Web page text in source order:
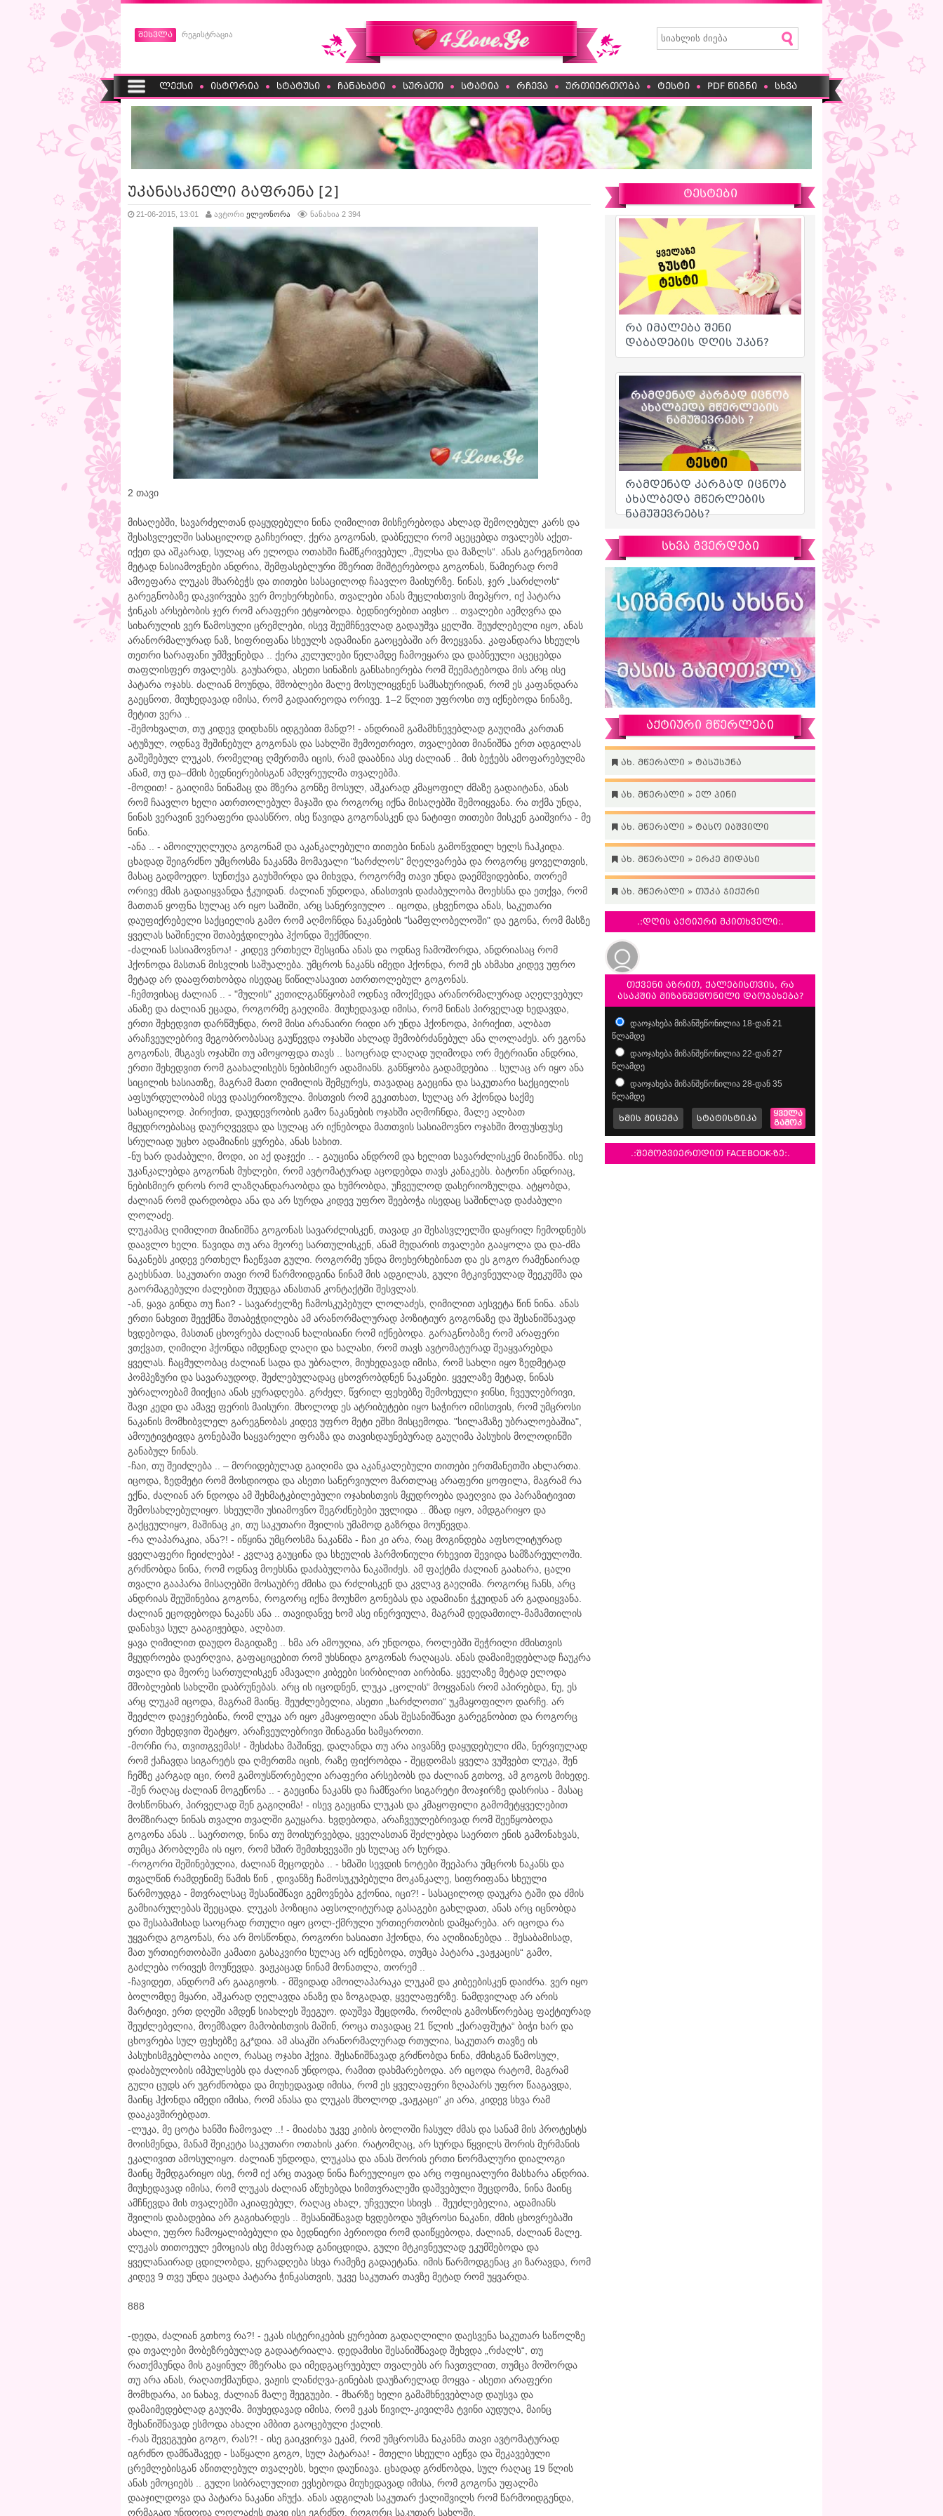
შესვლა რეგისტრაცია
ლექსი ისტორია სტატუსი ჩანახატი სურათი სტატია რჩევა ურთიერთობა ტესტი PDF წიგნი სხვა
უკანასკნელი გაფრენა [2]
21-06-2015, 13:01 ავტორი ელეონორა ნანახია 2 394
2 თავი
მისაღებში, სავარძელთან დაყუდებული ნინა ღიმილით მისჩერებოდა ახლად შემოღებულ კარს და
შესასვლელში სასაცილოდ გაჩხერილ, ქერა გოგონას, დაბნეული რომ აცეცებდა თვალებს აქეთ-
იქეთ და აშკარად, სულაც არ ელოდა ოთახში ჩამწკრივებულ „მულსა და მაზლს“. ანას გარეგნობით
მეტად ნასიამოვნები ანდრია, შემფასებლური მზერით მიშტერებოდა გოგონას, წამიერად რომ
ამოეფარა ლუკას მხარბეჭს და თითები სასაცილოდ ჩაავლო მაისურზე. ნინას, ჯერ „სარძლოს“
გარეგნობაზე დაკვირვება ვერ მოეხერხებინა, თვალები ანას მუცლისთვის მიეპყრო, იქ პატარა
ჭინკას არსებობის ჯერ რომ არაფერი ეტყობოდა. ბედნიერებით აივსო .. თვალები აემღვრა და
სიხარულის ვერ წამოსული ცრემლები, ისევ შეუმჩნევლად გადაუშვა ყელში. შეუძლებელი იყო, ანას
არანორმალურად ნაზ, სიფრიფანა სხეულს ადამიანი გაოცებაში არ მოეყვანა. კაფანდარა სხეულს
თეთრი სარაფანი უმშვენებდა .. ქერა კულულები წელამდე ჩამოეყარა და დაბნეული აცეცებდა
თაფლისფერ თვალებს. გაუხარდა, ასეთი სინაზის განსახიერება რომ შეემატებოდა მის არც ისე
პატარა ოჯახს. ძალიან მოუნდა, მშობლები მალე მოსულიყვნენ სამსახურიდან, რომ ეს კაფანდარა
გაეცნოთ, მიუხედავად იმისა, რომ გადაირეოდა ორივე. 1–2 წლით უფროსი თუ იქნებოდა ნინაზე,
მეტით ვერა ..
-შემოხვალთ, თუ კიდევ დიდხანს იდგებით მანდ?! - ანდრიამ გამამხნევებლად გაუღიმა კართან
ატუზულ, ოდნავ შეშინებულ გოგონას და სახლში შემოეთრიეო, თვალებით მიანიშნა ერთ ადგილას
გაშეშებულ ლუკას, რომელიც ღმერთმა იცის, რამ დააბნია ასე ძალიან .. მის ბეჭებს ამოფარებულმა
ანამ, თუ და–ძმის ბედნიერებისგან ამღვრეულმა თვალებმა.
-მოდით! - გაიღიმა ნინამაც და მზერა გონზე მოსულ, აშკარად კმაყოფილ ძმაზე გადაიტანა, ანას
რომ ჩაავლო ხელი ათრთოლებულ მაჯაში და როგორც იქნა მისაღებში შემოიყვანა. რა თქმა უნდა,
ნინას ვერავინ ვერაფერი დაასწრო, ისე წავიდა გოგონასკენ და ნატიფი თითები მისკენ გაიშვირა - მე
ნინა.
-ანა .. - ამოილუღლუღა გოგონამ და აკანკალებული თითები ნინას გამოწვდილ ხელს ჩაჰკიდა.
ცხადად შეიგრძნო უმცროსმა ნაკანმა მომავალი "სარძლოს" მღელვარება და როგორც ყოველთვის,
მასაც გადმოედო. სუნთქვა გაუხშირდა და მიხვდა, როგორმე თავი უნდა დაემშვიდებინა, თორემ
ორივე ძმას გადაიყვანდა ჭკუიდან. ძალიან უნდოდა, ანასთვის დაძაბულობა მოეხსნა და ეთქვა, რომ
მათთან ყოფნა სულაც არ იყო საშიში, არც სანერვიულო .. იცოდა, ცხვენოდა ანას, საკუთარი
დაუფიქრებელი საქციელის გამო რომ აღმოჩნდა ნაკანების "სამფლობელოში" და ეგონა, რომ მასზე
ყველას საშინელი შთაბეჭდილება ჰქონდა შექმნილი.
-ძალიან სასიამოვნოა! - კიდევ ერთხელ შესცინა ანას და ოდნავ ჩამოშორდა, ანდრიასაც რომ
ჰქონოდა მასთან მისვლის საშუალება. უმცროს ნაკანს იმედი ჰქონდა, რომ ეს ახმახი კიდევ უფრო
მეტად არ დააფრთხობდა ისედაც წიწილასავით ათრთოლებულ გოგონას.
-ჩემთვისაც ძალიან .. - "მულის" კეთილგანწყობამ ოდნავ იმოქმედა არანორმალურად აღელვებულ
ანაზე და ძალიან ეცადა, როგორმე გაეღიმა. მიუხედავად იმისა, რომ ნინას პირველად ხედავდა,
ერთი შეხედვით დარწმუნდა, რომ მისი არანაირი რიდი არ უნდა ჰქონოდა, პირიქით, ალბათ
არაჩვეულებრივ მეგობრობასაც გაუწევდა ოჯახში ახლად შემობრძანებულ ანა ლოლაძეს. არ ეგონა
გოგონას, მსგავს ოჯახში თუ ამოყოფდა თავს .. საოცრად ლაღად უღიმოდა ორ მეტრიანი ანდრია,
ერთი შეხედვით რომ გაახალისებს ნებისმიერ ადამიანს. განწყობა გადამდებია .. სულაც არ იყო ანა
სიცილის ხასიათზე, მაგრამ მათი ღიმილის შემყურეს, თავადაც გაეცინა და საკუთარი საქციელის
აფსურდულობამ ისევ დაასერიოზულა. მისთვის რომ გეკითხათ, სულაც არ ჰქონდა საქმე
სასაცილოდ. პირიქით, დაუდევრობის გამო ნაკანების ოჯახში აღმოჩნდა, მალე ალბათ
მყუდროებასაც დაურღვევდა და სულაც არ იქნებოდა მათთვის სასიამოვნო ოჯახში მოფუსფუსე
სრულიად უცხო ადამიანის ყურება, ანას სახით.
-ნუ ხარ დაძაბული, მოდი, აი აქ დაჯექი .. - გაუცინა ანდრომ და ხელით სავარძლისკენ მიანიშნა. ისე
უკანკალებდა გოგონას მუხლები, რომ ავტომატურად აცოდებდა თავს კანაკებს. ბატონი ანდრიაც,
ნებისმიერ დროს რომ ლაზღანდარაობდა და ხუმრობდა, უჩვეულოდ დასერიოზულდა. ატყობდა,
ძალიან რომ დარდობდა ანა და არ სურდა კიდევ უფრო შეებოჭა ისედაც საშინლად დაძაბული
ლოლაძე.
ლუკამაც ღიმილით მიანიშნა გოგონას სავარძლისკენ, თავად კი შესასვლელში დაყრილ ჩემოდნებს
დაავლო ხელი. წავიდა თუ არა მეორე სართულისკენ, ანამ მუდარის თვალები გააყოლა და და-ძმა
ნაკანებს კიდევ ერთხელ ჩაეწვათ გული. როგორმე უნდა მოეხერხებინათ და ეს გოგო რამენაირად
გაეხსნათ. საკუთარი თავი რომ წარმოიდგინა ნინამ მის ადგილას, გული მტკივნეულად შეეკუმშა და
გაორმაგებული ძალებით შეუდგა ანასთან კონტაქტში შესვლას.
-ან, ყავა გინდა თუ ჩაი? - სავარძელზე ჩამოსკუპებულ ლოლაძეს, ღიმილით აესვეტა წინ ნინა. ანას
ერთი ნახვით შეექმნა შთაბეჭდილება ამ არანორმალურად პოზიტიურ გოგონაზე და შესანიშნავად
ხვდებოდა, მასთან ცხოვრება ძალიან ხალისიანი რომ იქნებოდა. გარაგნობაზე რომ არაფერი
ვთქვათ, ღიმილი ჰქონდა იმდენად ლაღი და ხალასი, რომ თავს ავტომატურად შეაყვარებდა
ყველას. ჩაცმულობაც ძალიან სადა და უბრალო, მიუხედავად იმისა, რომ სახლი იყო ზედმეტად
პომპეზური და სავარაუდოდ, შეძლებულადაც ცხოვრობდნენ ნაკანები. ყველაზე მეტად, ნინას
უბრალოებამ მიიქცია ანას ყურადღება. გრძელ, წვრილ ფეხებზე შემოხეული ჯინსი, ჩვეულებრივი,
შავი კედი და ამავე ფერის მაისური. მხოლოდ ეს ატრიბუტები იყო საჭირო იმისთვის, რომ უმცროსი
ნაკანის მომხიბვლელ გარეგნობას კიდევ უფრო მეტი ეშხი მისცემოდა. "სილამაზე უბრალოებაშია",
ამოუტივტივდა გონებაში საყვარელი ფრაზა და თავისდაუნებურად გაუღიმა პასუხის მოლოდინში
განაბულ ნინას.
-ჩაი, თუ შეიძლება .. – მორიდებულად გაიღიმა და აკანკალებული თითები ერთმანეთში ახლართა.
იცოდა, ზედმეტი რომ მოსდიოდა და ასეთი სანერვიულო მართლაც არაფერი ყოფილა, მაგრამ რა
ექნა, ძალიან არ ნდოდა ამ შეხმატკბილებული ოჯახისთვის მყუდროება დაეღვია და პარაზიტივით
შემოსახლებულიყო. სხეულში უსიამოვნო შეგრძნებები უვლიდა .. მზად იყო, ამდგარიყო და
გაქცეულიყო, მაშინაც კი, თუ საკუთარი შვილის უმამოდ გაზრდა მოუწევდა.
-რა ლაპარაკია, ანა?! - იწყინა უმცროსმა ნაკანმა - ჩაი კი არა, რაც მოგინდება აფსოლიტურად
ყველაფერი ჩეიძლება! - კვლავ გაუცინა და სხეულის ჰარმონიული რხევით შევიდა სამზარეულოში.
გრძნობდა ნინა, რომ ოდნავ მოეხსნა დაძაბულობა ნაკაშიძეს. ამ ფაქტმა ძალიან გაახარა, ცალი
თვალი გააპარა მისაღებში მოსაუბრე ძმისა და რძლისკენ და კვლავ გაეღიმა. როგორც ჩანს, არც
ანდრიას შეუშინებია გოგონა, როგორც იქნა მოუხმო გონებას და ადამიანი ჭკუიდან არ გადაიყვანა.
ძალიან ეცოდებოდა ნაკანს ანა .. თავიდანვე ხომ ასე ინერვიულა, მაგრამ დედამთილ-მამამთილის
დანახვა სულ გააგიჟებდა, ალბათ.
ყავა ღიმილით დაუდო მაგიდაზე .. ხმა არ ამოუღია, არ უნდოდა, როლებში შეჭრილი ძმისთვის
მყუდროება დაერღვია, გაფაციცებით რომ უხსნიდა გოგონას რაღაცას. ანას დამაიმედებლად ჩაუკრა
თვალი და მეორე სართულისკენ ამავალი კიბეები სირბილით აირბინა. ყველაზე მეტად ელოდა
მშობლების სახლში დაბრუნებას. არც ის იცოდნენ, ლუკა „ცოლის“ მოყვანას რომ აპირებდა, ნუ, ეს
არც ლუკამ იცოდა, მაგრამ მაინც. შეუძლებელია, ასეთი „სარძლოთი“ უკმაყოფილო დარჩე. არ
შეეძლო დაეჯერებინა, რომ ლუკა არ იყო კმაყოფილი ანას შესანიშნავი გარეგნობით და როგორც
ერთი შეხედვით შეატყო, არაჩვეულებრივი შინაგანი სამყაროთი.
-მორჩი რა, თვითგვემას! - შესძახა მაშინვე, დალანდა თუ არა აივანზე დაყუდებული ძმა, ნერვიულად
რომ ქაჩავდა სიგარეტს და ღმერთმა იცის, რაზე ფიქრობდა - შეცდომას ყველა ვუშვებთ ლუკა, შენ
ჩემზე კარგად იცი, რომ გამოუსწორებელი არაფერი არსებობს და ძალიან გთხოვ, ამ გოგოს მიხედე.
-შენ რაღაც ძალიან მოგეწონა .. - გაეცინა ნაკანს და ჩამწვარი სიგარეტი მოაჯირზე დასრისა - მასაც
მოსწონხარ, პირველად შენ გაგიღიმა! - ისევ გაეცინა ლუკას და კმაყოფილი გამომეტყველებით
მომზირალ ნინას თვალი თვალში გაუყარა. ხვდებოდა, არაჩვეულებრივად რომ შეეწყობოდა
გოგონა ანას .. საერთოდ, ნინა თუ მოისურვებდა, ყველასთან შეძლებდა საერთო ენის გამონახვას,
თუმცა პრობლემა ის იყო, რომ ხშირ შემთხვევაში ეს სულაც არ სურდა.
-როგორი შეშინებულია, ძალიან მეცოდება .. - ხმაში სევდის ნოტები შეეპარა უმცროს ნაკანს და
თვალწინ რამდენიმე წამის წინ , დივანზე ჩამოსუკუპებული მოკანკალე, სიფრიფანა სხეული
წარმოუდგა - მთვრალსაც შესანიშნავი გემოვნება გქონია, იცი?! - სასაცილოდ დაუკრა ტაში და ძმის
გამხიარულებას შეეცადა. ლუკას პოზიცია აფსოლიტურად გასაგები გახლდათ, ანას არც იცნობდა
და შესაბამისად საოცრად რთული იყო ცოლ-ქმრული ურთიერთობის დამყარება. არ იცოდა რა
უყვარდა გოგონას, რა არ მოსწონდა, როგორი ხასიათი ჰქონდა, რა აღიზიანებდა .. შესაბამისად,
მათ ურთიერთობაში კამათი გასაკვირი სულაც არ იქნებოდა, თუმცა პატარა „ვაჟკაცის“ გამო,
გაძლება ორივეს მოუწევდა. ვაჟკაცად ნინამ მონათლა, თორემ ..
-ჩავიდეთ, ანდრომ არ გააგიჟოს. - მშვიდად ამოილაპარაკა ლუკამ და კიბეებისკენ დაიძრა. ვერ იყო
ბოლომდე მყარი, აშკარად ღელავდა ანაზე და ზოგადად, ყველაფერზე. ნამდვილად არ არის
მარტივი, ერთ დღეში ამდენ სიახლეს შეეგუო. დაუშვა შეცდომა, რომლის გამოსწორებაც ფაქტიურად
შეუძლებელია, მოემზადო მამობისთვის მაშინ, როცა თავადაც 21 წლის „ქარაფშუტა“ ბიჭი ხარ და
ცხოვრება სულ ფეხებზე გკ*დია. ამ ასაკში არანორმალურად რთულია, საკუთარ თავზე ის
პასუხისმგებლობა აიღო, რასაც ოჯახი ჰქვია. შესანიშნავად გრძნობდა ნინა, ძმისგან წამოსულ,
დაძაბულობის იმპულსებს და ძალიან უნდოდა, რამით დახმარებოდა. არ იცოდა რატომ, მაგრამ
გული ცუდს არ უგრძნობდა და მიუხედავად იმისა, რომ ეს ყველაფერი ზღაპარს უფრო წააგავდა,
მაინც ჰქონდა იმედი იმისა, რომ ანასა და ლუკას მხოლოდ „ვაჟკაცი“ კი არა, კიდევ სხვა რამ
დააკავშირებდათ.
-ლუკა, მე ცოტა ხანში ჩამოვალ ..! - მიაძახა უკვე კიბის ბოლოში ჩასულ ძმას და სანამ მის პროტესტს
მოისმენდა, მანამ შეიკეტა საკუთარი ოთახის კარი. რატომღაც, არ სურდა წყვილს შორის მურმანის
ეკალივით ამოსულიყო. ძალიან უნდოდა, ლუკასა და ანას შორის ერთი ნორმალური დიალოგი
მაინც შემდგარიყო ისე, რომ იქ არც თავად ნინა ჩარეულიყო და არც ოფიციალური მასხარა ანდრია.
მიუხედავად იმისა, რომ ლუკას ძალიან აწუხებდა სიმთვრალეში დაშვებული შეცდომა, ნინა მაინც
ამჩნევდა მის თვალებში აკიაფებულ, რაღაც ახალ, უჩვეული სხივს .. შეუძლებელია, ადამიანს
შვილის დაბადებია არ გაგიხარდეს .. შესანიშნავად ხვდებოდა უმცროსი ნაკანი, ძმის ცხოვრებაში
ახალი, უფრო ჩამოყალიბებული და ბედნიერი პერიოდი რომ დაიწყებოდა, ძალიან, ძალიან მალე.
ლუკას თითოეულ ემოციას ისე მძაფრად განიცდიდა, გული მტკივნეულად ეკუმშებოდა და
ყველანაირად ცდილობდა, ყურადღება სხვა რამეზე გადაეტანა. იმის წარმოდგენაც კი ზარავდა, რომ
კიდევ 9 თვე უნდა ეცადა პატარა ჭინკასთვის, უკვე საკუთარ თავზე მეტად რომ უყვარდა.
888
-დედა, ძალიან გთხოვ რა?! - ეკას ისტერიკების ყურებით გადაღლილი დაესვენა საკუთარ საწოლზე
და თვალები მობეზრებულად გადაატრიალა. დედამისი შესანიშნავად შეხვდა „რძალს“, თუ
რათქმაუნდა მის გაყინულ მზერასა და იმედგაცრუებულ თვალებს არ ჩავთვლით, თუმცა მოშორდა
თუ არა ანას, რაღათქმაუნდა, ვაჟის ლანძღვა-გინებას დაუზარელად მოყვა - ასეთი არაფერი
მომხდარა, აი ნახავ, ძალიან მალე შეეგუები. - მხარზე ხელი გამამხნევებლად დაუსვა და
დამაიმედებლად გაუღმა. მიუხედავად იმისა, რომ ეკას წივილ-კივილმა ტვინი აუდუღა, მაინც
შესანიშნავად ესმოდა ახალი ამბით გაოცებული ქალის.
-რას შევეგუები გოგო, რას?! - ისე გაიკვირვა ეკამ, რომ უმცროსმა ნაკანმა თავი ავტომატურად
იგრძნო დამნაშავედ - საწყალი გოგო, სულ პატარაა! - მთელი სხეული აეწვა და შეკავებული
ცრემლებისგან აწითლებულ თვალებს, ხელი დაუნიავა. ცხადად გრძნობდა, სულ რაღაც 19 წლის
ანას ემოციებს .. გული სიბრალულით ევსებოდა მიუხედავად იმისა, რომ გოგონა უფალმა
დააჯილდოვა და პატარა ნაკანი აჩუქა. ანას ადგილას საკუთარ ქალიშვილს რომ წარმოიდგენდა,
ორმაგად უნდოდა ლოლაძეს თავი ისე ეგრძნო, როგორც საკუთარ სახლში.
ტესტები
სხვა გვერდები
აქტიური მწერლები
ახ. მწერალი » ტასუსუნა
ახ. მწერალი » ელ პინი
ახ. მწერალი » ტასო იაშვილი
ახ. მწერალი » ერკე მიდასი
ახ. მწერალი » თუკა ჯიქური
.:დღის აქტიური მკითხველი:.
თქვენი აზრით, ქალებისთვის, რა
ასაკშია მიზანშეწონილი დაოჯახება?
დაოჯახება მიზანშეწონილია 18-დან 21
წლამდე
დაოჯახება მიზანშეწონილია 22-დან 27
წლამდე
დაოჯახება მიზანშეწონილია 28-დან 35
წლამდე
ხმის მიცემა სტატისტიკა
ყველა
გამოკ
.:შემოგვიერთდით FACEBOOK-ზე:.